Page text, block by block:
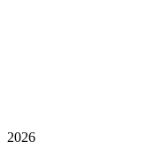
2026